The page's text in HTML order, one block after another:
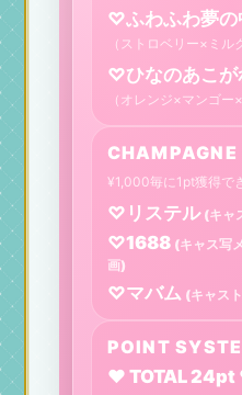
♡ふわふわ夢の
（ストロベリー×ミル
♡ひなのあこ
（オレンジ×マンゴー×
CHAMPAGNE
¥1,000毎に1pt獲得で
♡リステル (キャ
♡1688 (キャス写
画)
♡マバム (キャス
POINT
❤︎ TOTAL